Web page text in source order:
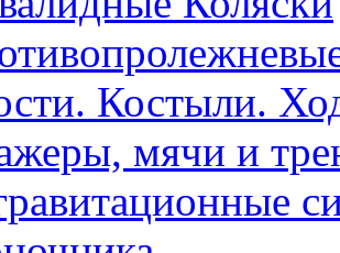
Костыли.
мячи и